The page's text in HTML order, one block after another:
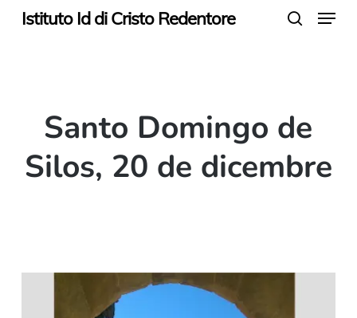
SkipIstituto Id di Cristo Redentore Menu
Santo Domingo de
Silos, 20 de dicembre